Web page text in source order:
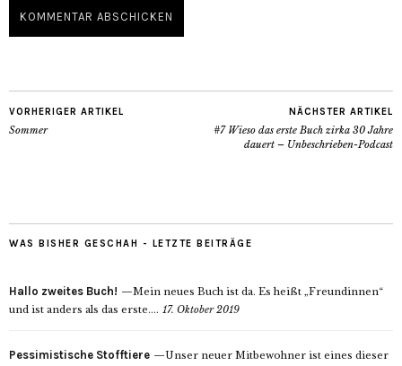
VORHERIGER ARTIKEL
Sommer
NÄCHSTER ARTIKEL
#7 Wieso das erste Buch zirka 30 Jahre
dauert – Unbeschrieben-Podcast
WAS BISHER GESCHAH - LETZTE BEITRÄGE
Hallo zweites Buch!
Mein neues Buch ist da. Es heißt „Freundinnen“
und ist anders als das erste.... 17. Oktober 2019
Pessimistische Stofftiere
Unser neuer Mitbewohner ist eines dieser